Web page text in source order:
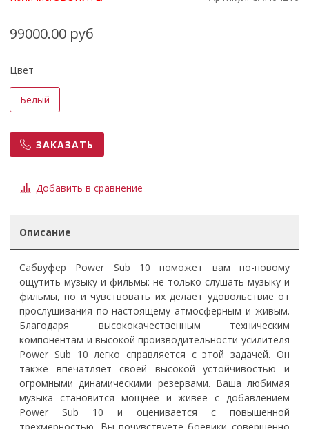
99000.00 руб
Цвет
Белый
ЗАКАЗАТЬ
Добавить в сравнение
Описание
Сабвуфер Power Sub 10 поможет вам по-новому
ощутить музыку и фильмы: не только слушать музыку и
фильмы, но и чувствовать их делает удовольствие от
прослушивания по-настоящему атмосферным и живым.
Благодаря высококачественным техническим
компонентам и высокой производительности усилителя
Power Sub 10 легко справляется с этой задачей. Он
также впечатляет своей высокой устойчивостью и
огромными динамическими резервами. Ваша любимая
музыка становится мощнее и живее с добавлением
Power Sub 10 и оценивается с повышенной